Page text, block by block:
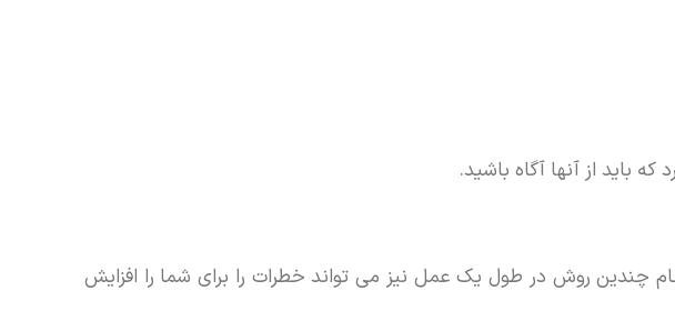
باید از آنها آگاه باشید.
چندین روش در طول یک عمل نیز می تواند خطرات را برای شما را افزایش